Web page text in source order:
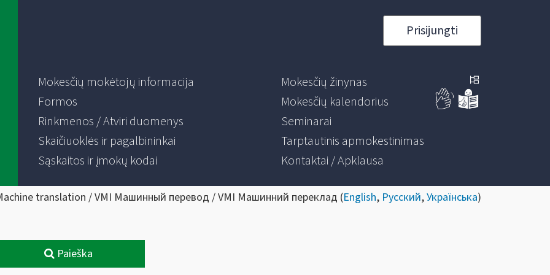
Prisijungti
Mokesčių mokėtojų informacija
Formos
Rinkmenos / Atviri duomenys
Skaičiuoklės ir pagalbininkai
Sąskaitos ir įmokų kodai
Mokesčių žinynas
Mokesčių kalendorius
Seminarai
Tarptautinis apmokestinimas
Kontaktai / Apklausa
translation / VMI Машинный перевод / VMI Машинний переклад (English, Русский,Українська)
Paieška